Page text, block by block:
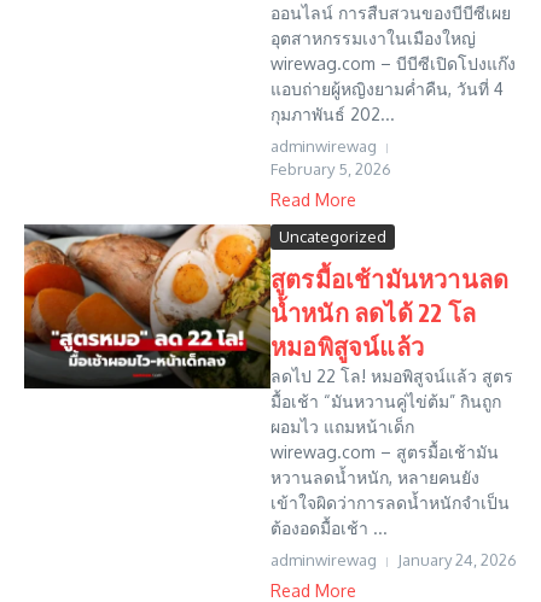
ออนไลน์ การสืบสวนของบีบีซีเผย
อุตสาหกรรมเงาในเมืองใหญ่
wirewag.com – บีบีซีเปิดโปงแก๊ง
แอบถ่ายผู้หญิงยามค่ำคืน, วันที่ 4
กุมภาพันธ์ 202...
adminwirewag
February 5, 2026
Read More
Uncategorized
สูตรมื้อเช้ามันหวานลด
น้ำหนัก ลดได้ 22 โล
หมอพิสูจน์แล้ว
ลดไป 22 โล! หมอพิสูจน์แล้ว สูตร
มื้อเช้า “มันหวานคู่ไข่ต้ม” กินถูก
ผอมไว แถมหน้าเด็ก
wirewag.com – สูตรมื้อเช้ามัน
หวานลดน้ำหนัก, หลายคนยัง
เข้าใจผิดว่าการลดน้ำหนักจำเป็น
ต้องอดมื้อเช้า ...
adminwirewag January 24, 2026
Read More